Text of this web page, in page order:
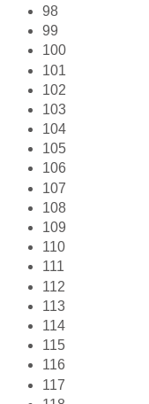
98
99
100
101
102
103
104
105
106
107
108
109
110
111
112
113
114
115
116
117